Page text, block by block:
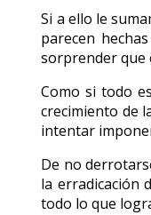
Si a ello le
parecen
sorprender que
Como si todo
crecimiento de
intentar
De no
la erradicación
todo lo que